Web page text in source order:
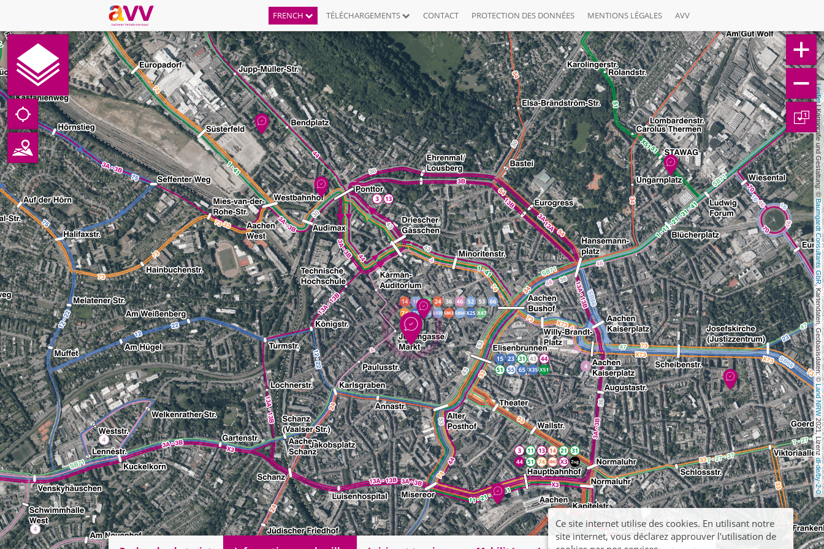
FRENCH TÉLÉCHARGEMENTS CONTACT PROTECTION DES DONNÉES MENTIONS LÉGALES AVV
Leaflet
| Kartografie und Gestaltung: ©
Baumgardt Consultants GbR
, Kartendaten, Geobasisdaten: ©
Land NRW
2021, Lizenz
dl-de/by-2-0
1
Ce site internet utilise des cookies. En utilisant notre
site internet, vous déclarez approuver l'utilisation de